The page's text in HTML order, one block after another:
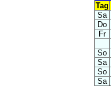
Tag
Sa
Do
Fr
So
Sa
So
Sa